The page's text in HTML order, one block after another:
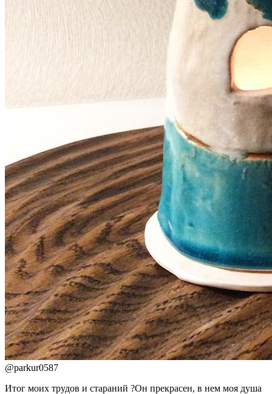
@parkur0587
Итог моих трудов и стараний ?Он прекрасен, в нем моя душа